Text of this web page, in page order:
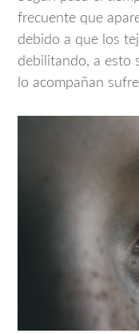
frecuente que
debido a que los
debilitando, a esto
lo acompañan